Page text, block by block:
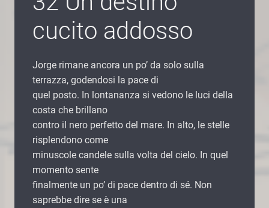
cucito addosso
Jorge rimane ancora un po’ da solo sulla
terrazza, godendosi la pace di
quel posto. In lontananza si vedono le luci della
costa che brillano
contro il nero perfetto del mare. In alto, le stelle
risplendono come
minuscole candele sulla volta del cielo. In quel
momento sente
finalmente un po’ di pace dentro di sé. Non
saprebbe dire se è una